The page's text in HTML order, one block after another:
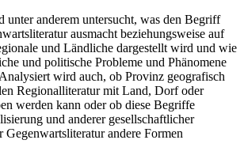
unter anderem untersucht, was den Begriff
ausmacht beziehungsweise auf
und Ländliche dargestellt wird und wie
und politische Probleme und Phänomene
wird auch, ob Provinz geografisch
Regionalliteratur mit Land, Dorf oder
werden kann oder ob diese Begriffe
und anderer gesellschaftlicher
Gegenwartsliteratur andere Formen